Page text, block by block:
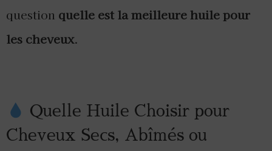
question quelle est la meilleure huile pour
les cheveux.
Quelle Huile Choisir pour
Cheveux Secs, Abîmés ou